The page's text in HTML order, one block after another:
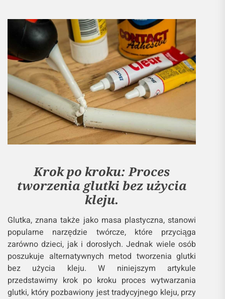
Krok po kroku: Proces
tworzenia glutki bez użycia
kleju.
Glutka, znana także jako masa plastyczna, stanowi
popularne narzędzie twórcze, które przyciąga
zarówno dzieci, jak i dorosłych. Jednak wiele osób
poszukuje alternatywnych metod tworzenia glutki
bez użycia kleju. W niniejszym artykule
przedstawimy krok po kroku proces wytwarzania
glutki, który pozbawiony jest tradycyjnego kleju, przy